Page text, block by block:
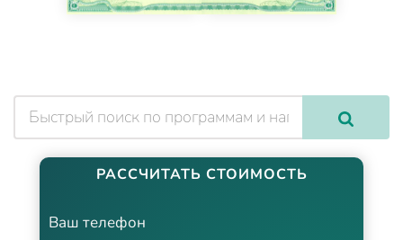
РАССЧИТАТЬ СТОИМОСТЬ
Ваш телефон